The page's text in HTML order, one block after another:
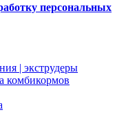
персональных
| экструдеры
комбикормов